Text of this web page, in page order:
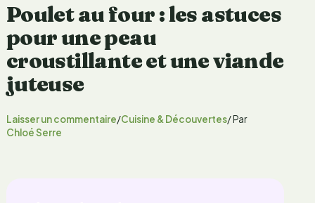
Poulet au four : les astuces
pour une peau
croustillante et une viande
juteuse
Laisser un commentaire/Cuisine & Découvertes/ Par
Chloé Serre